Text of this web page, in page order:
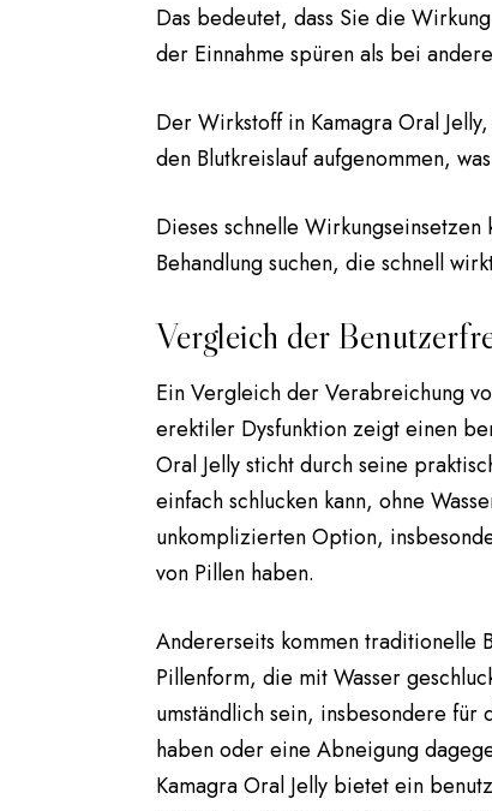
Das bedeutet, dass Sie die
der Einnahme spüren als bei
Der Wirkstoff in Kamagra Oral
den Blutkreislauf aufgenommen,
Dieses schnelle
Behandlung suchen, die schnell
Vergleich der
Ein Vergleich der Verabreichung
erektiler Dysfunktion zeigt einen
Oral Jelly sticht durch seine
einfach schlucken kann, ohne
unkomplizierten Option,
von Pillen haben.
Andererseits kommen traditionelle
Pillenform, die mit Wasser
umständlich sein, insbesondere
haben oder eine Abneigung
Kamagra Oral Jelly bietet ein